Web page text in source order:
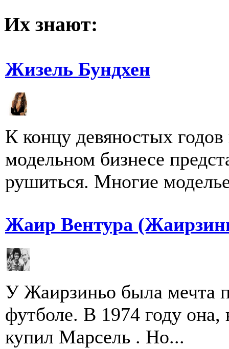
Их знают:
Жизель Бундхен
К концу девяностых
модельном бизнесе
рушиться. Многие
Жаир Вентура
У Жаирзиньо была мечта
футболе. В 1974 году она,
купил Марсель . Но...